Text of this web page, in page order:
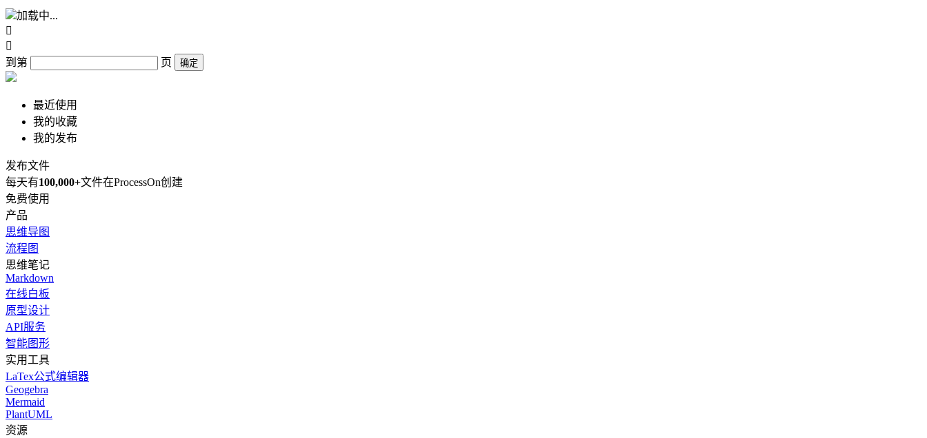
加载中...


到第
页 确定
最近使用
我的收藏
我的发布
发布文件
每天有100,000+文件在ProcessOn创建
免费使用
产品
思维导图
流程图
思维笔记
Markdown
在线白板
原型设计
API服务
智能图形
实用工具
LaTex公式编辑器
Geogebra
Mermaid
PlantUML
资源